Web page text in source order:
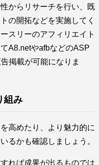
からリサーチを行い、既
の開拓などを実施してく
スリーのアフィリエイト
A8.netやafbなどのASP
掲載が可能になりま
組み
高めたり、より魅力的に
るかも確認しましょう。
れば成果が出るものでは